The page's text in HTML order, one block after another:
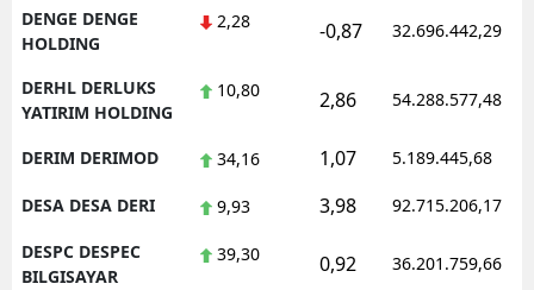
DENGE DENGE
HOLDING
2,28 -0,87 32.696.442,29
DERHL DERLUKS
YATIRIM HOLDING
10,80 2,86 54.288.577,48
DERIM DERIMOD 34,16 1,07 5.189.445,68
DESA DESA DERI 9,93 3,98 92.715.206,17
DESPC DESPEC
BILGISAYAR
39,30 0,92 36.201.759,66